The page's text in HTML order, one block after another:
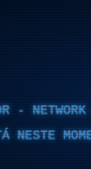
- NETWORK
NESTE